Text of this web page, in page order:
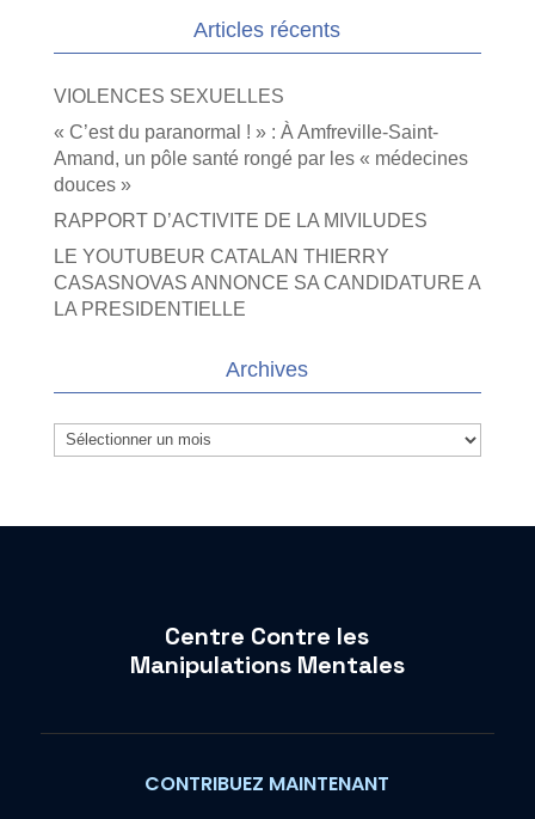
Articles récents
VIOLENCES SEXUELLES
« C’est du paranormal ! » : À Amfreville-Saint-
Amand, un pôle santé rongé par les « médecines
douces »
RAPPORT D’ACTIVITE DE LA MIVILUDES
LE YOUTUBEUR CATALAN THIERRY
CASASNOVAS ANNONCE SA CANDIDATURE A
LA PRESIDENTIELLE
Archives
Archives
Centre Contre les
Manipulations Mentales
CONTRIBUEZ MAINTENANT